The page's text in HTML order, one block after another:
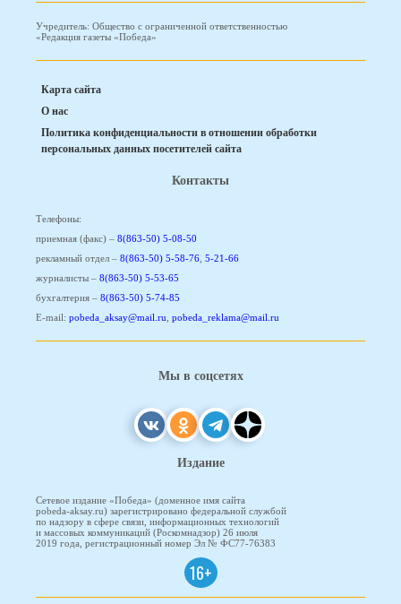
Учредитель: Общество с ограниченной ответственностью
«Редакция газеты «Победа»
Карта сайта
О нас
Политика конфиденциальности в отношении обработки
персональных данных посетителей сайта
Контакты
Телефоны:
приемная (факс) – 8(863-50) 5-08-50
рекламный отдел – 8(863-50) 5-58-76 5-21-66
журналисты – 8(863-50) 5-53-65
бухгалтерия – 8(863-50) 5-74-85
E-mail: pobeda_aksay@mail.ru pobeda_reklama@mail.ru
Мы в соцсетях
Издание
Сетевое издание «Победа» (доменное имя сайта
pobeda-aksay.ru) зарегистрировано федеральной службой
по надзору в сфере связи, информационных технологий
и массовых коммуникаций (Роскомнадзор) 26 июля
2019 года, регистрационный номер Эл № ФС77-76383
16+